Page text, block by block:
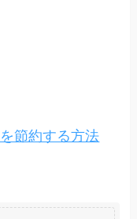
節約する方法